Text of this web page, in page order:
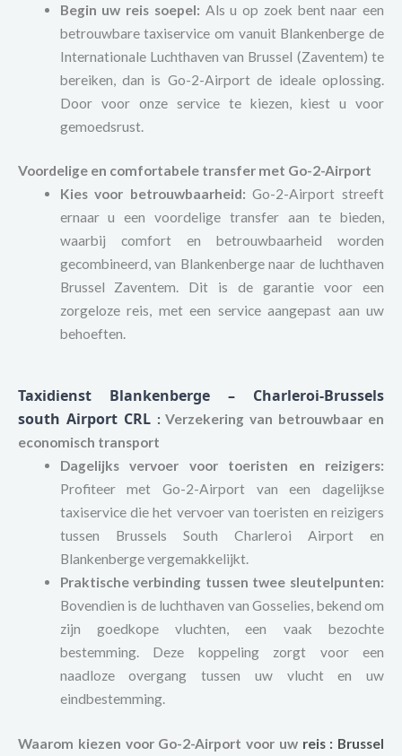
Begin uw reis soepel: Als u op zoek bent naar een
betrouwbare taxiservice om vanuit Blankenberge de
Internationale Luchthaven van Brussel (Zaventem) te
bereiken, dan is Go-2-Airport de ideale oplossing.
Door voor onze service te kiezen, kiest u voor
gemoedsrust.
Voordelige en comfortabele transfer met Go-2-Airport
Kies voor betrouwbaarheid: Go-2-Airport streeft
ernaar u een voordelige transfer aan te bieden,
waarbij comfort en betrouwbaarheid worden
gecombineerd, van Blankenberge naar de luchthaven
Brussel Zaventem. Dit is de garantie voor een
zorgeloze reis, met een service aangepast aan uw
behoeften.
Taxidienst Blankenberge – Charleroi-Brussels
south Airport CRL : Verzekering van betrouwbaar en
economisch transport
Dagelijks vervoer voor toeristen en reizigers:
Profiteer met Go-2-Airport van een dagelijkse
taxiservice die het vervoer van toeristen en reizigers
tussen Brussels South Charleroi Airport en
Blankenberge vergemakkelijkt.
Praktische verbinding tussen twee sleutelpunten:
Bovendien is de luchthaven van Gosselies, bekend om
zijn goedkope vluchten, een vaak bezochte
bestemming. Deze koppeling zorgt voor een
naadloze overgang tussen uw vlucht en uw
eindbestemming.
Waarom kiezen voor Go-2-Airport voor uw reis: Brussel